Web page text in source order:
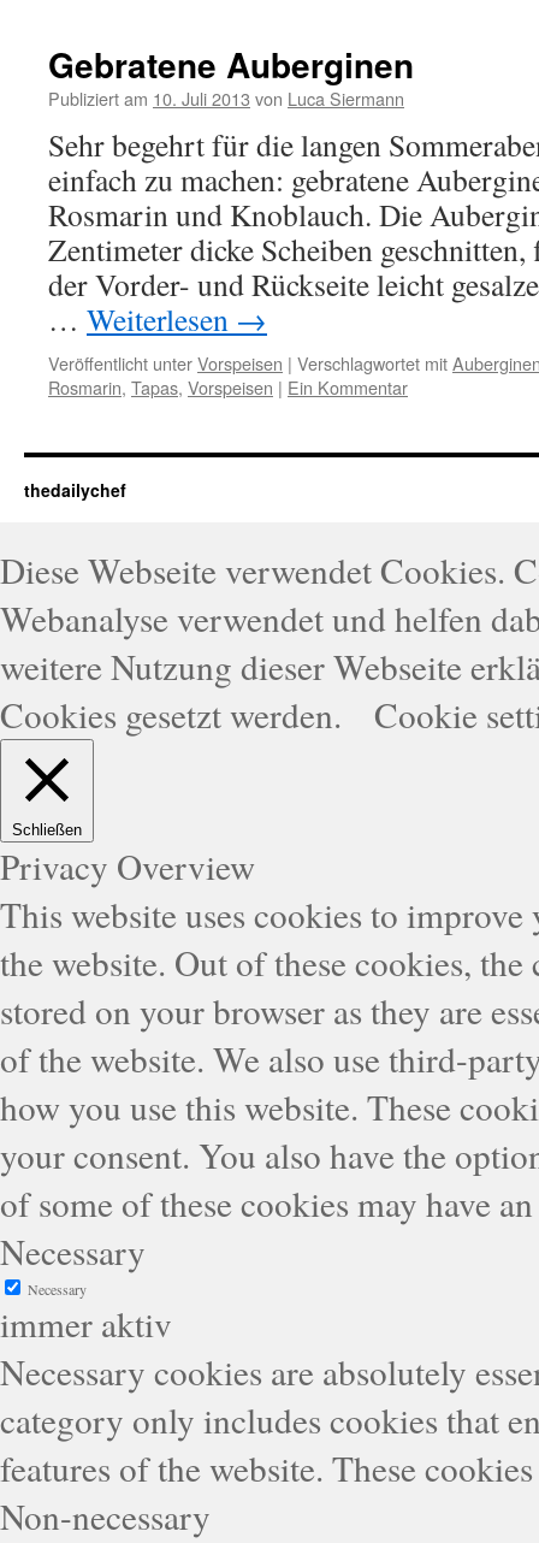
Gebratene Auberginen
Publiziert am 10. Juli 2013 von Luca Siermann
Sehr begehrt für die langen
einfach zu machen: gebratene
Rosmarin und Knoblauch. Die
Zentimeter dicke Scheiben
der Vorder- und Rückseite leicht
… Weiterlesen →
Veröffentlicht unterVorspeisen | Verschlagwortet mit
Rosmarin, Tapas, Vorspeisen | Ein Kommentar
thedailychef
Diese Webseite verwendet Cookies.
Webanalyse verwendet und helfen
weitere Nutzung dieser Webseite
Cookies gesetzt werden.
Cookie
Schließen
Privacy Overview
This website uses cookies to
the website. Out of these cookies,
stored on your browser as they are
of the website. We also use third-
how you use this website. These
your consent. You also have the
of some of these cookies may have
Necessary
Necessary
immer aktiv
Necessary cookies are absolutely
category only includes cookies that
features of the website. These
Non-necessary